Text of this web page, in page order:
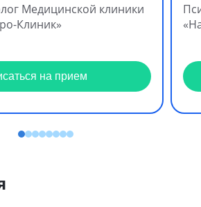
Медицинской клиники
Клиник»
на прием